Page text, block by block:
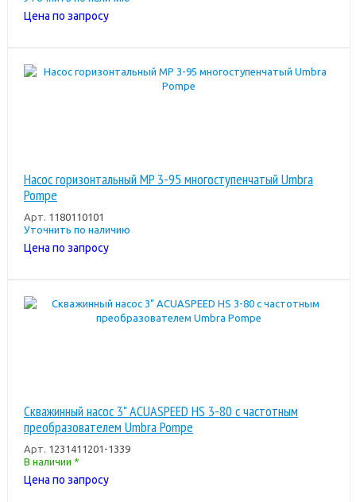
Цена по запросу
Насос горизонтальный MP 3-95 многоступенчатый Umbra
Pompe
Арт. 1180110101
Уточнить по наличию
Цена по запросу
Скважинный насос 3" ACUASPEED HS 3-80 с частотным
преобразователем Umbra Pompe
Арт. 1231411201-1339
В наличии *
Цена по запросу